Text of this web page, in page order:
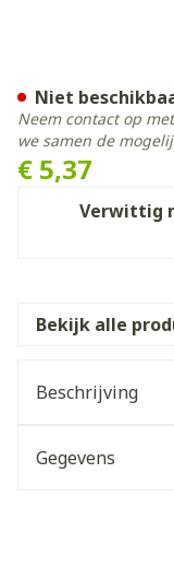
€ 5,37
Verwittig
Niet
Neem contact op
we samen de
Bekijk alle
Beschrijving
Gegevens